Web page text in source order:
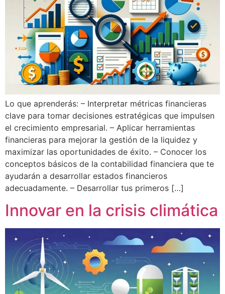
Lo que aprenderás: – Interpretar métricas financieras
clave para tomar decisiones estratégicas que impulsen
el crecimiento empresarial. – Aplicar herramientas
financieras para mejorar la gestión de la liquidez y
maximizar las oportunidades de éxito. – Conocer los
conceptos básicos de la contabilidad financiera que te
ayudarán a desarrollar estados financieros
adecuadamente. – Desarrollar tus primeros […]
Innovar en la crisis climática